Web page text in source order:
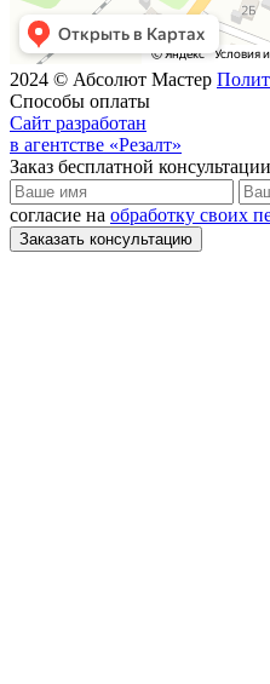
2024 © Абсолют Мастер
Способы оплаты
Сайт разработан
в агентстве «Резалт»
Заказ бесплатной
согласие на обработку своих
Заказать консультацию